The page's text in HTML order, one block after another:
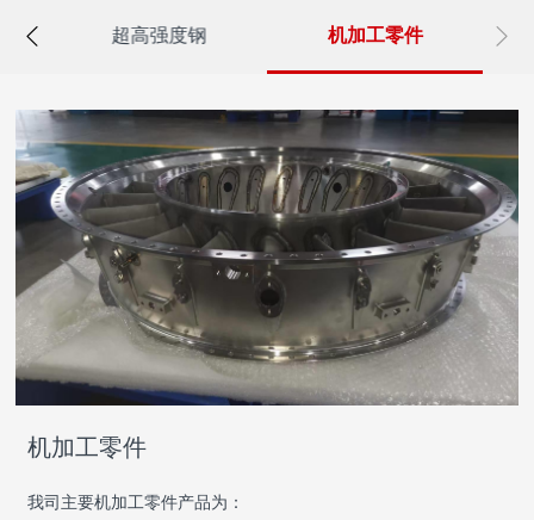
超高强度钢 机加工零件
机加工零件
我司主要机加工零件产品为：